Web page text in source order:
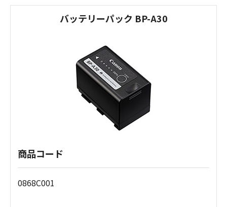
バッテリーパック BP-A30
商品コード
0868C001